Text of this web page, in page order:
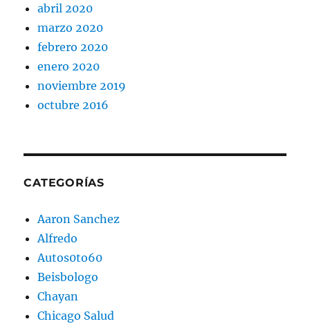
abril 2020
marzo 2020
febrero 2020
enero 2020
noviembre 2019
octubre 2016
CATEGORÍAS
Aaron Sanchez
Alfredo
Autos0to60
Beisbologo
Chayan
Chicago Salud